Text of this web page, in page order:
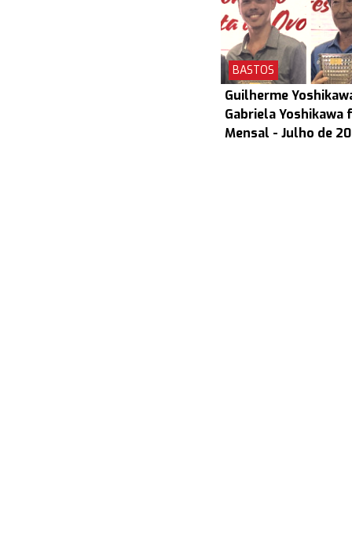
BASTOS
Guilherme
Gabriela
Mensal - Julho de